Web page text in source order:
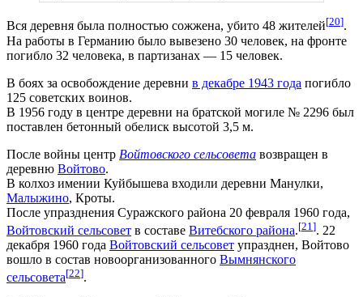
Вся деревня была полностью сожжена, убито 48 жителей[20].
На работы в Германию было вывезено 30 человек, на фронте
погибло 32 человека, в партизанах — 15 человек.
В боях за освобождение деревни в декабре 1943 года погибло
125 советских воинов.
В 1956 году в центре деревни на братской могиле № 2296 был
поставлен бетонный обелиск высотой 3,5 м.
После войны центр Войтовского сельсовета возвращен в
деревню Войтово.
В колхоз имении Куйбышева входили деревни Манулки,
Малыжино, Кроты.
После упразднения Суражского района 20 февраля 1960 года,
Войтовский сельсовет в составе Витебского района.[21 ]. 22
декабря 1960 года Войтовский сельсовет упразднен, Войтово
вошло в состав новоорганизованного Вымнянского
сельсовета[22].